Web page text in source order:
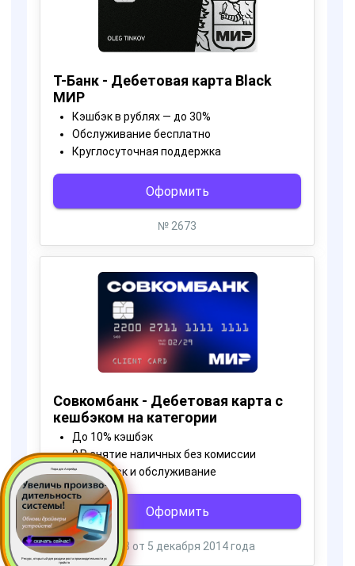
Пора для Апгрейда
Ресурс, открытый для раздачи роста производительности ус
тройств